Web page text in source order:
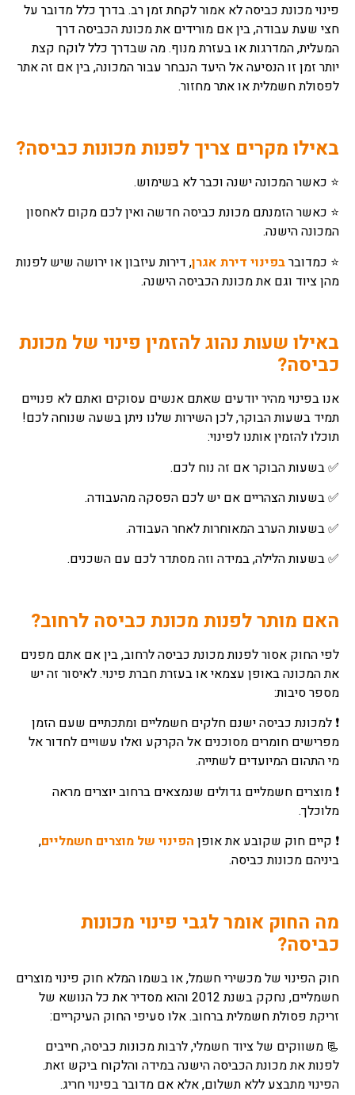
פינוי מכונת כביסה לא אמור לקחת זמן רב. בדרך כלל מדובר על
חצי שעת עבודה, בין אם מורידים את מכונת הכביסה דרך
המעלית, המדרגות או בעזרת מנוף. מה שבדרך כלל לוקח קצת
יותר זמן זו הנסיעה אל היעד הנבחר עבור המכונה, בין אם זה אתר
לפסולת חשמלית או אתר מחזור.
באילו מקרים צריך לפנות מכונות כביסה?
⭐ כאשר המכונה ישנה וכבר לא בשימוש.
⭐ כאשר הזמנתם מכונת כביסה חדשה ואין לכם מקום לאחסון
המכונה הישנה.
⭐ כמדוברבפינוי דירת אגרן, דירות עיזבון או ירושה שיש לפנות
מהן ציוד וגם את מכונת הכביסה הישנה.
באילו שעות נהוג להזמין פינוי של מכונת
כביסה?
אנו בפינוי מהיר יודעים שאתם אנשים עסוקים ואתם לא פנויים
תמיד בשעות הבוקר, לכן השירות שלנו ניתן בשעה שנוחה לכם!
תוכלו להזמין אותנו לפינוי:
✅ בשעות הבוקר אם זה נוח לכם.
✅ בשעות הצהריים אם יש לכם הפסקה מהעבודה.
✅ בשעות הערב המאוחרות לאחר העבודה.
✅ בשעות הלילה, במידה וזה מסתדר לכם עם השכנים.
האם מותר לפנות מכונת כביסה לרחוב?
לפי החוק אסור לפנות מכונת כביסה לרחוב, בין אם אתם מפנים
את המכונה באופן עצמאי או בעזרת חברת פינוי. לאיסור זה יש
מספר סיבות:
❗ למכונת כביסה ישנם חלקים חשמליים ומתכתיים שעם הזמן
מפרישים חומרים מסוכנים אל הקרקע ואלו עשויים לחדור אל
מי התהום המיועדים לשתייה.
❗ מוצרים חשמליים גדולים שנמצאים ברחוב יוצרים מראה
מלוכלך.
❗ קיים חוק שקובע את אופן הפינוי של מוצרים חשמליים,
ביניהם מכונות כביסה.
מה החוק אומר לגבי פינוי מכונות
כביסה?
חוק הפינוי של מכשירי חשמל, או בשמו המלא חוק פינוי מוצרים
חשמליים, נחקק בשנת 2012 והוא מסדיר את כל הנושא של
זריקת פסולת חשמלית ברחוב. אלו סעיפי החוק העיקריים:
📃 משווקים של ציוד חשמלי, לרבות מכונות כביסה, חייבים
לפנות את מכונת הכביסה הישנה במידה והלקוח ביקש זאת.
הפינוי מתבצע ללא תשלום, אלא אם מדובר בפינוי חריג.